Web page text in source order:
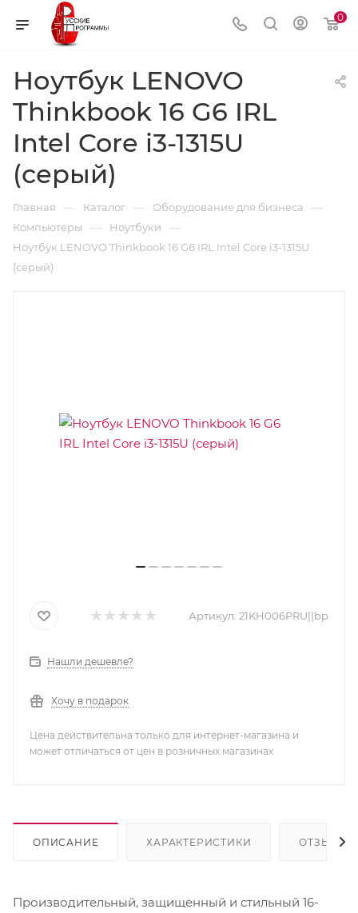
0
Ноутбук LENOVO
Thinkbook 16 G6 IRL
Intel Core i3-1315U
(серый)
Главная — Каталог — Оборудование для бизнеса —
Компьютеры — Ноутбуки —
Ноутбук LENOVO Thinkbook 16 G6 IRL Intel Core i3-1315U
(серый)
Артикул: 21KH006PRU||bp
Нашли дешевле?
Хочу в подарок
Цена действительна только для интернет-магазина и
может отличаться от цен в розничных магазинах
ОПИСАНИЕ ХАРАКТЕРИСТИКИ ОТЗЫВЫ
Производительный, защищенный и стильный 16-